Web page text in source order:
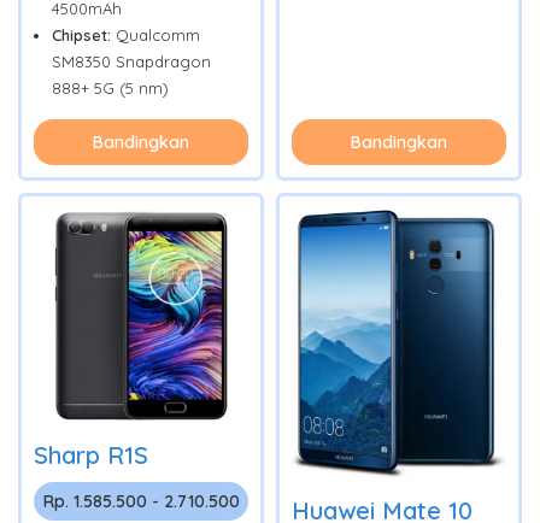
4500mAh
Chipset: Qualcomm
SM8350 Snapdragon
888+ 5G (5 nm)
Bandingkan Bandingkan
Sharp R1S
Rp. 1.585.500 - 2.710.500
Huawei Mate 10